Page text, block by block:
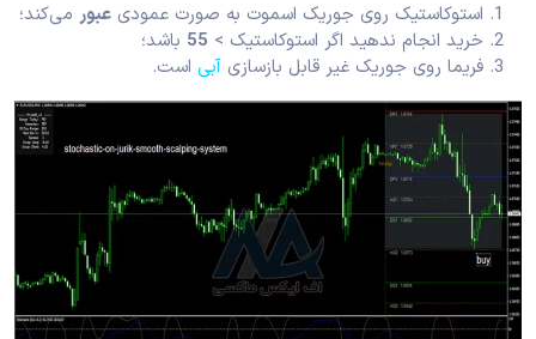
استوکاستیک روی جوریک اسموت به صورت عمودی عبور می‌کند؛
خرید انجام ندهید اگر استوکاستیک > 55 باشد؛
فریما روی جوریک غیر قابل بازسازی آبی است.